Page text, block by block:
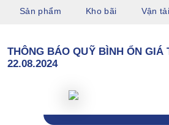
Sản phẩm Kho bãi Vận tải
THÔNG BÁO QUỸ BÌNH ỔN GIÁ
22.08.2024